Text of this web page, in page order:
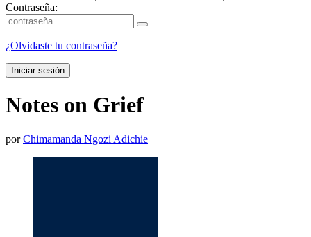
Contraseña:
¿Olvidaste tu contraseña?
Iniciar sesión
Notes on Grief
porChimamanda Ngozi Adichie